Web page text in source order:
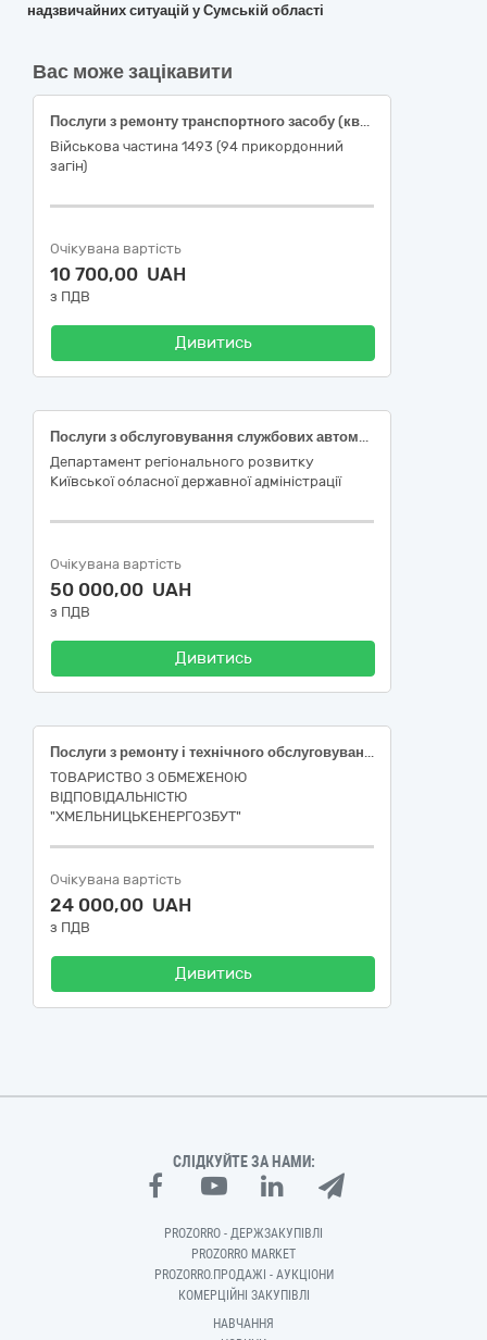
надзвичайних ситуацій у Сумській області
Вас може зацікавити
Послуги з ремонту транспортного засобу (квадроцикл CCM SF700 4WD ATM)
Військова частина 1493 (94 прикордонний
загін)
Очікувана вартість
10 700,00 UAH
з ПДВ
Дивитись
Послуги з обслуговування службових автомобілів
Департамент регіонального розвитку
Київської обласної державної адміністрації
Очікувана вартість
50 000,00 UAH
з ПДВ
Дивитись
Послуги з ремонту і технічного обслуговування мототранспортних засобів і супутнього обладнання (миття автомобілів)
ТОВАРИСТВО З ОБМЕЖЕНОЮ
ВІДПОВІДАЛЬНІСТЮ
"ХМЕЛЬНИЦЬКЕНЕРГОЗБУТ"
Очікувана вартість
24 000,00 UAH
з ПДВ
Дивитись
СЛІДКУЙТЕ ЗА НАМИ:
PROZORRO - ДЕРЖЗАКУПІВЛІ
PROZORRO MARKET
PROZORRO.ПРОДАЖІ - АУКЦІОНИ
КОМЕРЦІЙНІ ЗАКУПІВЛІ
НАВЧАННЯ